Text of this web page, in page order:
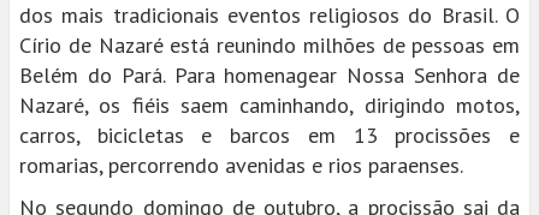
dos mais tradicionais eventos religiosos do Brasil. O
Círio de Nazaré está reunindo milhões de pessoas em
Belém do Pará. Para homenagear Nossa Senhora de
Nazaré, os fiéis saem caminhando, dirigindo motos,
carros, bicicletas e barcos em 13 procissões e
romarias, percorrendo avenidas e rios paraenses.
No segundo domingo de outubro, a procissão sai da